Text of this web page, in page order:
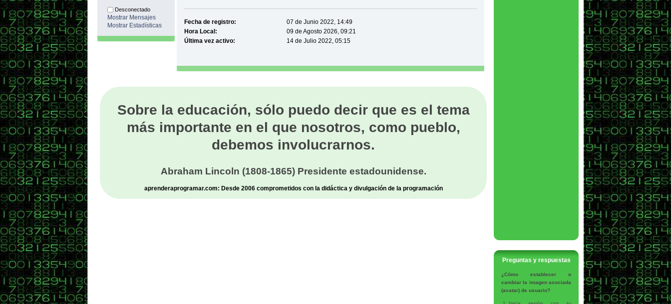
Desconectado
Mostrar Mensajes
Mostrar Estadísticas
Fecha de registro:
07 de Junio 2022, 14:49
Hora Local:
09 de Agosto 2026, 09:21
Última vez activo:
14 de Julio 2022, 05:15
Sobre la educación, sólo puedo decir que es el tema
más importante en el que nosotros, como pueblo,
debemos involucrarnos.
Abraham Lincoln (1808-1865) Presidente estadounidense.
aprenderaprogramar.com: Desde 2006 comprometidos con la didáctica y divulgación de la programación
Preguntas y respuestas
¿Cómo establecer o
cambiar la imagen asociada
(avatar) de usuario?